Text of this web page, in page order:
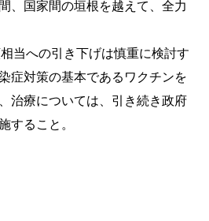
、国家間の垣根を越えて、全力
当への引き下げは慎重に検討す
症対策の基本であるワクチンを
治療については、引き続き政府
すること。